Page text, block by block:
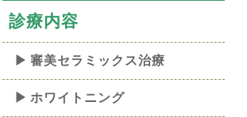
診療内容
審美セラミックス治療
ホワイトニング